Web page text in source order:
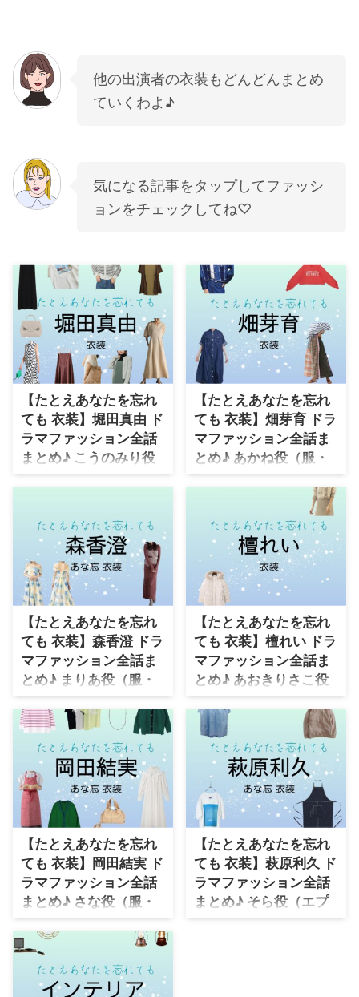
他の出演者の衣装もどんどんまとめ
ていくわよ♪
気になる記事をタップしてファッシ
ョンをチェックしてね♡
【たとえあなたを忘れ
ても 衣装】堀田真由 ド
ラマファッション全話
まとめ♪ こうのみり役
（服・バッグ・アクセ
【たとえあなたを忘れても】堀田
真由さん（こうの みり役）の衣
装（服･バッグ･アクセなど）やド
ラマファッションを着用シーン
別・コーデ別に紹介してます♪
【たとえあなたを忘れ
ても 衣装】畑芽育 ドラ
マファッション全話ま
とめ♪ あかね役（服・
バッグ・アクセなど）
【たとえあなたを忘れても】畑芽
育さん（みやした あかね役）の
衣装（服･バッグ･アクセなど）や
ドラマファッションを着用シーン
別・コーデ別に紹介してます♪
【たとえあなたを忘れ
ても 衣装】森香澄 ドラ
マファッション全話ま
とめ♪ まりあ役（服・
バッグ・アクセなど）
着用ブランドは？
【たとえあなたを忘れても】森香
澄さん（えとう まりあ役）の衣
装（服･バッグ･アクセなど）やド
ラマファッションを着用シーン
別・コーデ別に紹介してます♪
【たとえあなたを忘れ
ても 衣装】檀れい ドラ
マファッション全話ま
とめ♪ あおきりさこ役
（服・バッグ・アクセ
など）着用ブランド
は？
【たとえあなたを忘れても】檀れ
いさん（あおき りさこ役）の衣
装（服･バッグ･アクセなど）やド
ラマファッションを着用シーン
別・コーデ別に紹介してます♪
【たとえあなたを忘れ
ても 衣装】岡田結実 ド
ラマファッション全話
まとめ♪ さな役（服・
バッグ・アクセなど）
着用ブランドは？
【たとえあなたを忘れても】岡田
結実さん（ふじかわ さな役）の
衣装（服･バッグ･アクセなど）や
【たとえあなたを忘れ
ても 衣装】萩原利久 ド
ラマファッション全話
まとめ♪ そら役（エプ
ロン・服・バッグ・靴